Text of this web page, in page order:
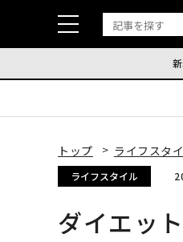
トップ ライフスタ
ライフスタイル
ダイエッ